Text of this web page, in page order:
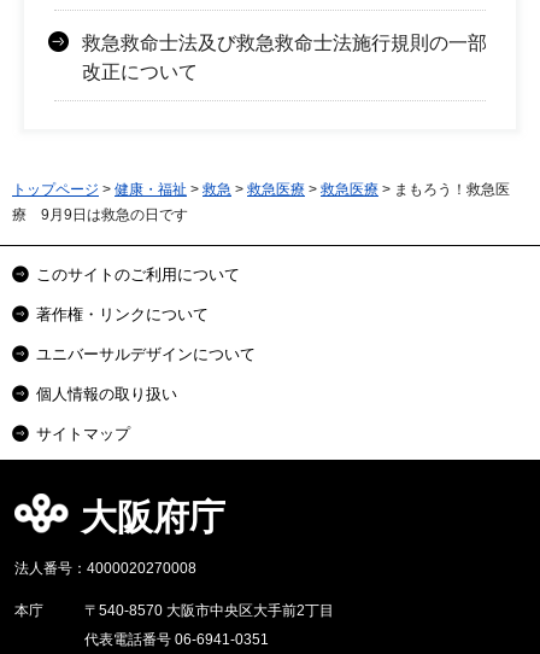
救急救命士法及び救急救命士法施行規則の一部
改正について
トップページ > 健康・福祉 > 救急 > 救急医療 > 救急医療 > まもろう！救急医
療 9月9日は救急の日です
このサイトのご利用について
著作権・リンクについて
ユニバーサルデザインについて
個人情報の取り扱い
サイトマップ
大阪府庁
法人番号：4000020270008
本庁
〒540-8570 大阪市中央区大手前2丁目
代表電話番号 06-6941-0351